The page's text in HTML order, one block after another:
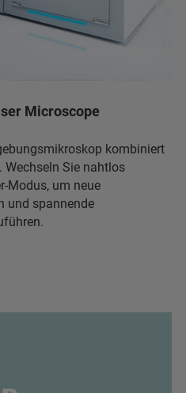
Microscope
kombiniert
Wechseln Sie nahtlos
Modus, um neue
und spannende